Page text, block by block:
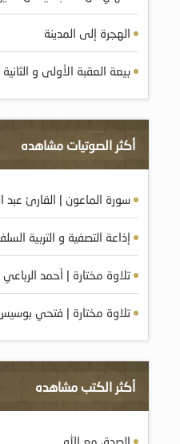
الهجرة إلى المدينة
بيعة العقبة الأولى و الثانية
أكثر الصوتيات مشاهده
سورة الماعون | القارئ عبد
إذاعة التصفية و التربية
تلاوة مختارة | أحمد الرباعي
تلاوة مختارة | فتحي
أكثر الكتب مشاهده
الصدق مع الله